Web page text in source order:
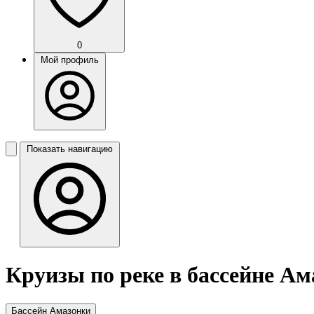
0
Мой профиль
Показать навигацию
Круизы по реке в бассейне
Бассейн Амазонки